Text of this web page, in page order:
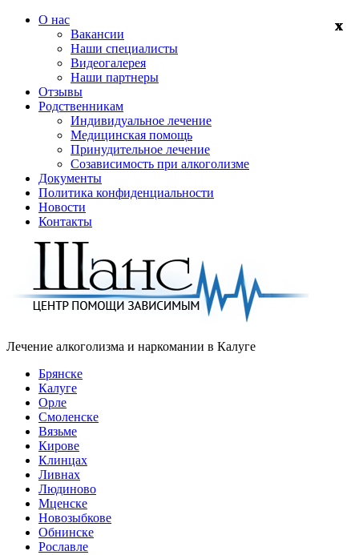
О нас
Вакансии
Наши специалисты
Видеогалерея
Наши партнеры
Отзывы
Родственникам
Индивидуальное лечение
Медицинская помощь
Принудительное лечение
Созависимость при алкоголизме
Документы
Политика конфиденциальности
Новости
Контакты
Лечение алкоголизма и наркомании в Калуге
Брянске
Калуге
Орле
Смоленске
Вязьме
Кирове
Клинцах
Ливнах
Людиново
Мценске
Новозыбкове
Обнинске
Рославле